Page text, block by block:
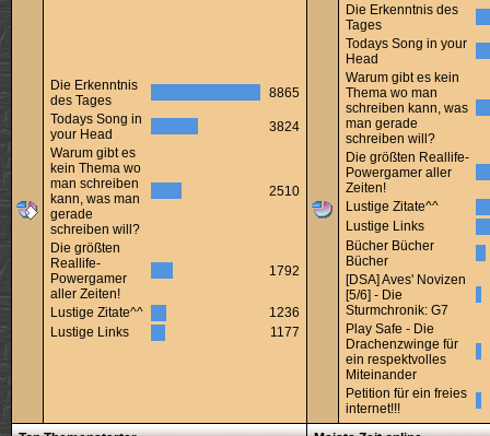
Die Erkenntnis
des Tages
8865
Todays Song in
your Head
3824
Warum gibt es
kein Thema wo
man schreiben
kann, was man
gerade
schreiben will?
2510
Die größten
Reallife-
Powergamer
aller Zeiten!
1792
Lustige Zitate^^
1236
Lustige Links
1177
Die Erkenntnis des
Tages
Todays Song in your
Head
Warum gibt es kein
Thema wo man
schreiben kann, was
man gerade
schreiben will?
Die größten Reallife-
Powergamer aller
Zeiten!
Lustige Zitate^^
Lustige Links
Bücher Bücher
Bücher
[DSA] Aves' Novizen
[5/6] - Die
Sturmchronik: G7
Play Safe - Die
Drachenzwinge für
ein respektvolles
Miteinander
Petition für ein freies
internet!!!